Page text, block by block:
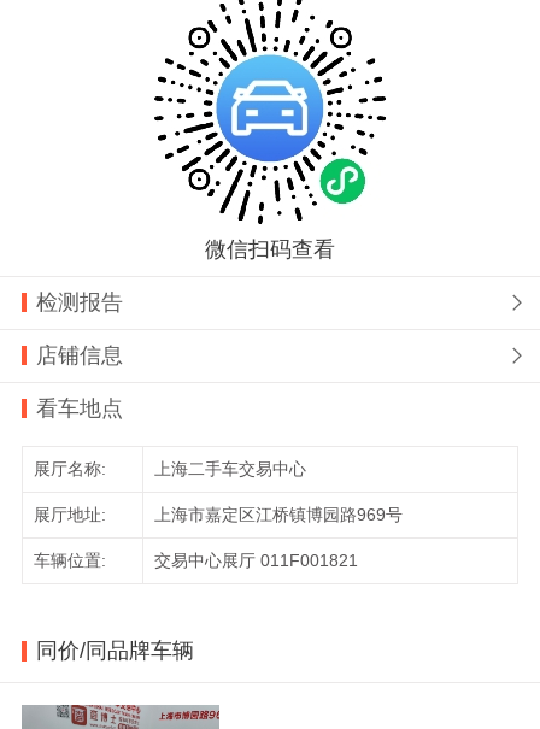
微信扫码查看
检测报告 
店铺信息 
看车地点
展厅名称: 上海二手车交易中心
展厅地址: 上海市嘉定区江桥镇博园路969号
车辆位置: 交易中心展厅 011F001821
同价/同品牌车辆